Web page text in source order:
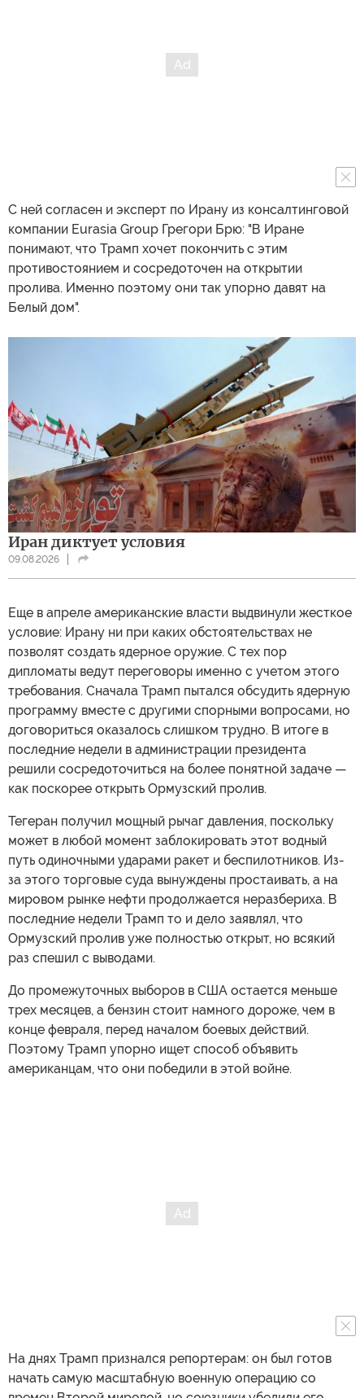
С ней согласен и эксперт по Ирану из консалтинговой
компании Eurasia Group Грегори Брю: "В Иране
понимают, что Трамп хочет покончить с этим
противостоянием и сосредоточен на открытии
пролива. Именно поэтому они так упорно давят на
Белый дом".
Иран диктует условия
09.08.2026
Еще в апреле американские власти выдвинули жесткое
условие: Ирану ни при каких обстоятельствах не
позволят создать ядерное оружие. С тех пор
дипломаты ведут переговоры именно с учетом этого
требования. Сначала Трамп пытался обсудить ядерную
программу вместе с другими спорными вопросами, но
договориться оказалось слишком трудно. В итоге в
последние недели в администрации президента
решили сосредоточиться на более понятной задаче —
как поскорее открыть Ормузский пролив.
Тегеран получил мощный рычаг давления, поскольку
может в любой момент заблокировать этот водный
путь одиночными ударами ракет и беспилотников. Из-
за этого торговые суда вынуждены простаивать, а на
мировом рынке нефти продолжается неразбериха. В
последние недели Трамп то и дело заявлял, что
Ормузский пролив уже полностью открыт, но всякий
раз спешил с выводами.
До промежуточных выборов в США остается меньше
трех месяцев, а бензин стоит намного дороже, чем в
конце февраля, перед началом боевых действий.
Поэтому Трамп упорно ищет способ объявить
американцам, что они победили в этой войне.
На днях Трамп признался репортерам: он был готов
начать самую масштабную военную операцию со